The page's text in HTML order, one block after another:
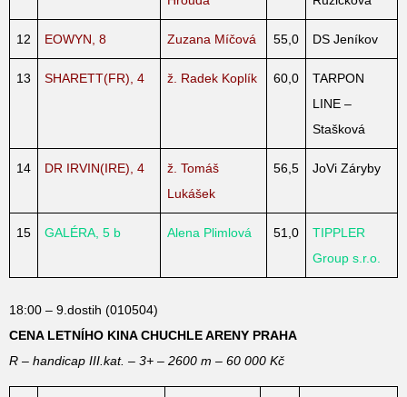
12 EOWYN, 8 Zuzana Míčová 55,0 DS Jeníkov
13 SHARETT(FR), 4 ž. Radek Koplík 60,0
TARPON
LINE –
Stašková
14 DR IRVIN(IRE), 4
ž. Tomáš
Lukášek
56,5 JoVi Záryby
15 GALÉRA, 5 b Alena Plimlová 51,0
TIPPLER
Group s.r.o.
18:00 – 9.dostih (010504)
CENA LETNÍHO KINA CHUCHLE ARENY PRAHA
R – handicap III.kat. – 3+ – 2600 m – 60 000 Kč